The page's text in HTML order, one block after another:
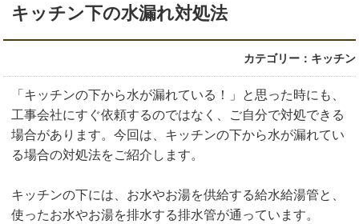
キッチン下の水漏れ対処法
カテゴリー：キッチン
「キッチンの下から水が漏れている！」と思った時にも、
工事会社にすぐ依頼するのではなく、ご自分で対処できる
場合があります。今回は、キッチンの下から水が漏れてい
る場合の対処法をご紹介します。
キッチンの下には、お水やお湯を供給する給水給湯管と、
使ったお水やお湯を排水する排水管が通っています。